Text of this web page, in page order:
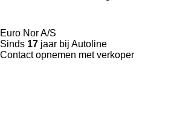
Euro Nor A/S
Sinds 17 jaar bij Autoline
Contact opnemen met verkoper